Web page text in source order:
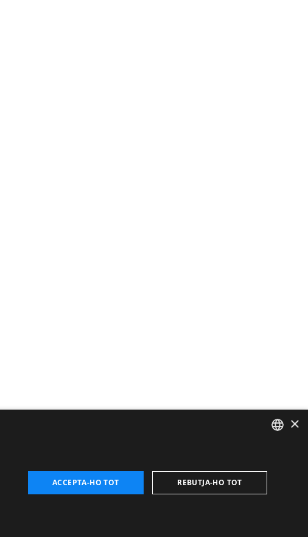
×
ACCEPTA-HO TOT REBUTJA-HO TOT